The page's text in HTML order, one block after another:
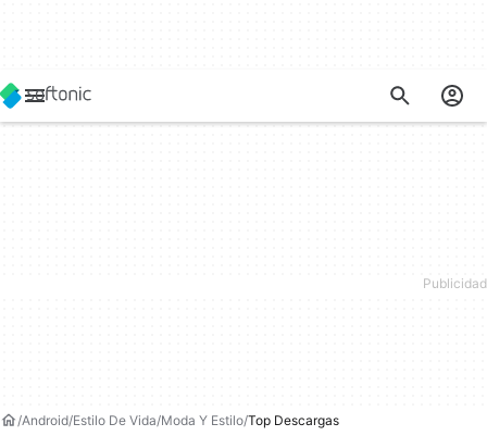
Android Estilo De Vida Moda Y Estilo Top Descargas